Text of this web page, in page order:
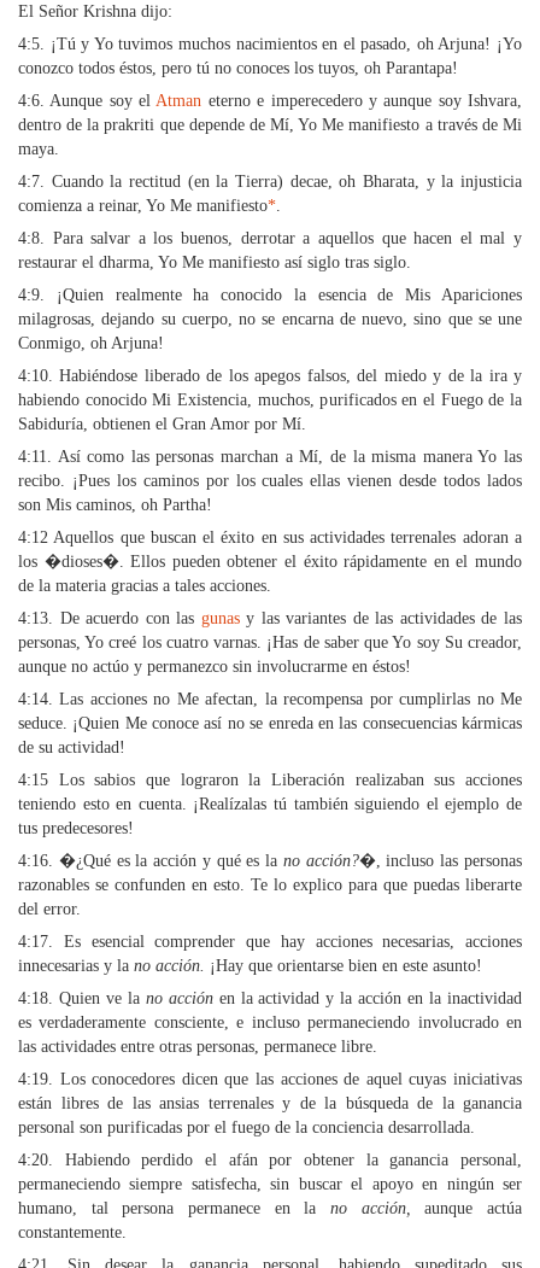
El Señor Krishna dijo:
4:5. ¡Tú y Yo tuvimos muchos nacimientos en el pasado, oh Arjuna! ¡Yo
conozco todos éstos, pero tú no conoces los tuyos, oh Parantapa!
4:6. Aunque soy elAtman eterno e imperecedero y aunque soy Ishvara,
dentro de la prakriti que depende de Mí, Yo Me manifiesto a través de Mi
maya.
4:7. Cuando la rectitud (en la Tierra) decae, oh Bharata, y la injusticia
comienza a reinar, Yo Me manifiesto*.
4:8. Para salvar a los buenos, derrotar a aquellos que hacen el mal y
restaurar el dharma, Yo Me manifiesto así siglo tras siglo.
4:9. ¡Quien realmente ha conocido la esencia de Mis Apariciones
milagrosas, dejando su cuerpo, no se encarna de nuevo, sino que se une
Conmigo, oh Arjuna!
4:10. Habiéndose liberado de los apegos falsos, del miedo y de la ira y
habiendo conocido Mi Existencia, muchos, purificados en el Fuego de la
Sabiduría, obtienen el Gran Amor por Mí.
4:11. Así como las personas marchan a Mí, de la misma manera Yo las
recibo. ¡Pues los caminos por los cuales ellas vienen desde todos lados
son Mis caminos, oh Partha!
4:12 Aquellos que buscan el éxito en sus actividades terrenales adoran a
los �dioses�. Ellos pueden obtener el éxito rápidamente en el mundo
de la materia gracias a tales acciones.
4:13. De acuerdo con las gunasy las variantes de las actividades de las
personas, Yo creé los cuatro varnas. ¡Has de saber que Yo soy Su creador,
aunque no actúo y permanezco sin involucrarme en éstos!
4:14. Las acciones no Me afectan, la recompensa por cumplirlas no Me
seduce. ¡Quien Me conoce así no se enreda en las consecuencias kármicas
de su actividad!
4:15 Los sabios que lograron la Liberación realizaban sus acciones
teniendo esto en cuenta. ¡Realízalas tú también siguiendo el ejemplo de
tus predecesores!
4:16. �¿Qué es la acción y qué es la no acción?�, incluso las personas
razonables se confunden en esto. Te lo explico para que puedas liberarte
del error.
4:17. Es esencial comprender que hay acciones necesarias, acciones
innecesarias y la no acción. ¡Hay que orientarse bien en este asunto!
4:18. Quien ve la no acciónen la actividad y la acción en la inactividad
es verdaderamente consciente, e incluso permaneciendo involucrado en
las actividades entre otras personas, permanece libre.
4:19. Los conocedores dicen que las acciones de aquel cuyas iniciativas
están libres de las ansias terrenales y de la búsqueda de la ganancia
personal son purificadas por el fuego de la conciencia desarrollada.
4:20. Habiendo perdido el afán por obtener la ganancia personal,
permaneciendo siempre satisfecha, sin buscar el apoyo en ningún ser
humano, tal persona permanece en la no acción, aunque actúa
constantemente.